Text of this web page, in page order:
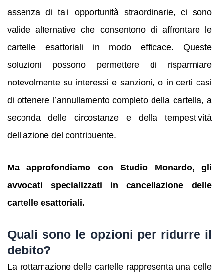
assenza di tali opportunità straordinarie, ci sono
valide alternative che consentono di affrontare le
cartelle esattoriali in modo efficace. Queste
soluzioni possono permettere di risparmiare
notevolmente su interessi e sanzioni, o in certi casi
di ottenere l’annullamento completo della cartella, a
seconda delle circostanze e della tempestività
dell’azione del contribuente.
Ma approfondiamo con Studio Monardo, gli
avvocati specializzati in cancellazione delle
cartelle esattoriali.
Quali sono le opzioni per ridurre il
debito?
La rottamazione delle cartelle rappresenta una delle